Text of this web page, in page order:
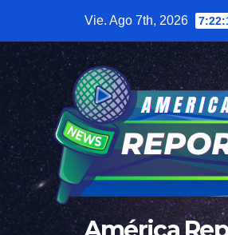
contenido
Vie. Ago 7th, 2026